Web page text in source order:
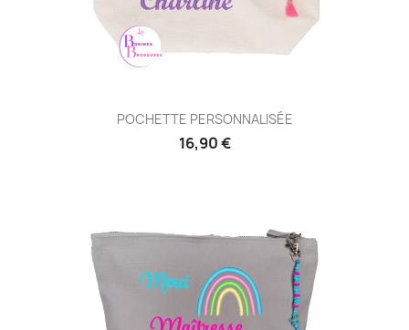
POCHETTE PERSONNALISÉE
16,90 €